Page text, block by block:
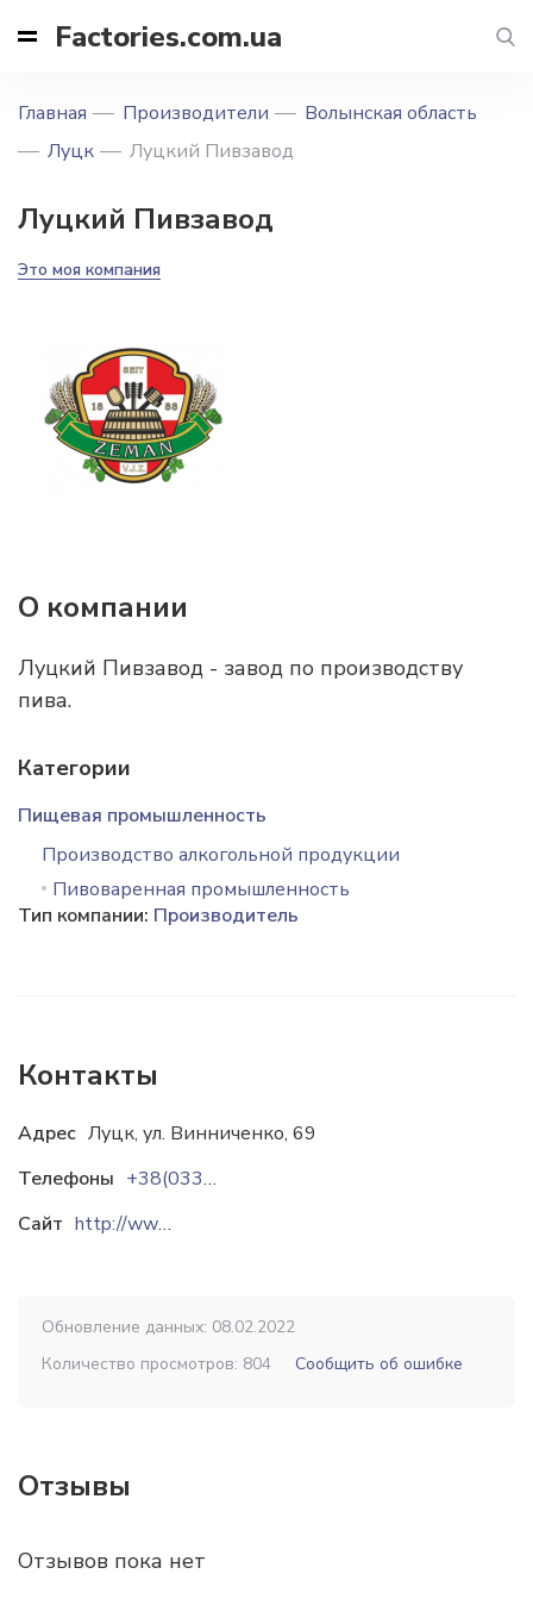
Factories.com.ua
Главная Производители
Волынская область
Луцк
Луцкий Пивзавод
Луцкий Пивзавод
Это моя компания
О компании
Луцкий Пивзавод - завод по производству
пива.
Категории
Пищевая промышленность
Производство алкогольной продукции
Пивоваренная промышленность
Тип компании: Производитель
Контакты
Адрес Луцк, ул. Винниченко, 69
Телефоны
+38(0332)784960
Сайт
http://www.zeman.ua
Обновление данных: 08.02.2022
Количество просмотров: 804
Сообщить об ошибке
Отзывы
Отзывов пока нет